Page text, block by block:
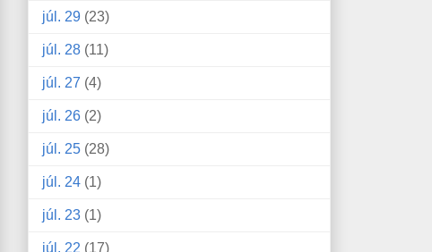
júl. 29 (23)
júl. 28 (11)
júl. 27 (4)
júl. 26 (2)
júl. 25 (28)
júl. 24 (1)
júl. 23 (1)
júl. 22 (17)